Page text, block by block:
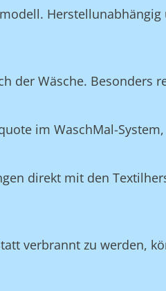
der Wäsche. Besonders
im WaschMal-
direkt mit den
verbrannt zu werden,